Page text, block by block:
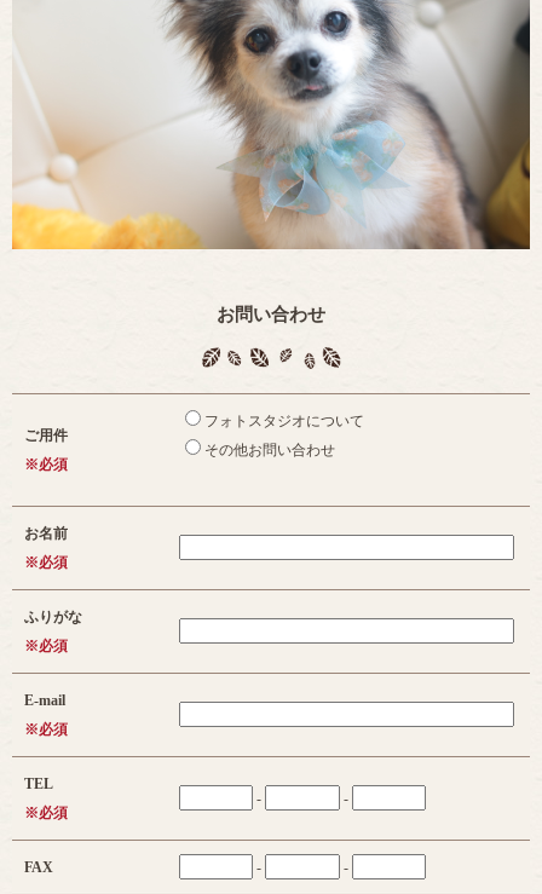
お問い合わせ
ご用件
※必須
フォトスタジオについて
その他お問い合わせ
お名前
※必須
ふりがな
※必須
E-mail
※必須
TEL
※必須
- -
FAX - -